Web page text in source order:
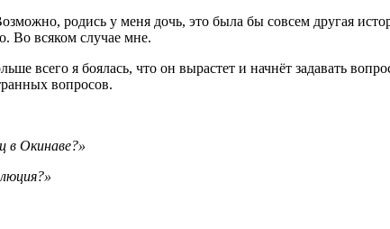
родись у меня дочь, это была бы совсем другая
Во всяком случае мне.
всего я боялась, что он вырастет и начнёт задавать
вопросов.
в Окинаве?»